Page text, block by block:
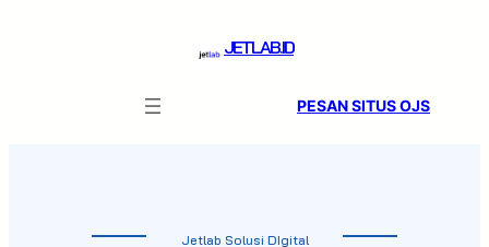
JETLAB.ID
PESAN SITUS OJS
Jetlab Solusi DIgital